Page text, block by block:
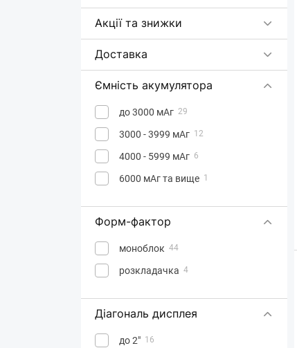
Акції та знижки
Доставка
Ємність акумулятора
до 3000 мАг 29
3000 - 3999 мАг 12
4000 - 5999 мАг 6
6000 мАг та вище 1
Форм-фактор
моноблок 44
розкладачка 4
Діагональ дисплея
до 2" 16